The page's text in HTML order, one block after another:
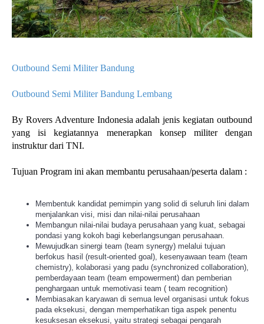
Outbound Semi Militer Bandung
Outbound Semi Militer Bandung Lembang
By Rovers Adventure Indonesia adalah jenis kegiatan outbound
yang isi kegiatannya menerapkan konsep militer dengan
instruktur dari TNI.
Tujuan Program ini akan membantu perusahaan/peserta dalam :
Membentuk kandidat pemimpin yang solid di seluruh lini dalam
menjalankan visi, misi dan nilai-nilai perusahaan
Membangun nilai-nilai budaya perusahaan yang kuat, sebagai
pondasi yang kokoh bagi keberlangsungan perusahaan.
Mewujudkan sinergi team (team synergy) melalui tujuan
berfokus hasil (result-oriented goal), kesenyawaan team (team
chemistry), kolaborasi yang padu (synchronized collaboration),
pemberdayaan team (team empowerment) dan pemberian
penghargaan untuk memotivasi team ( team recognition)
Membiasakan karyawan di semua level organisasi untuk fokus
pada eksekusi, dengan memperhatikan tiga aspek penentu
kesuksesan eksekusi, yaitu strategi sebagai pengarah